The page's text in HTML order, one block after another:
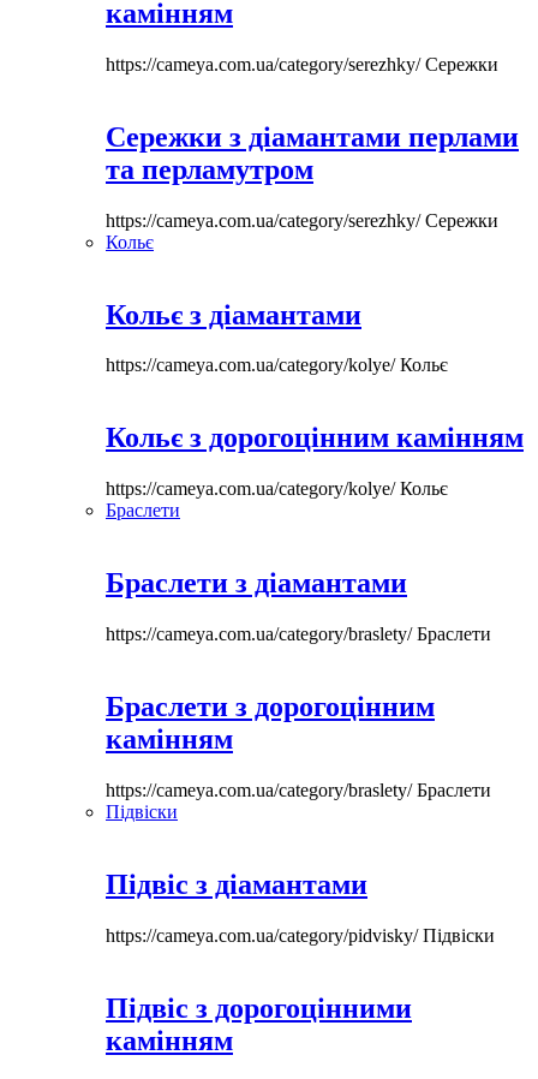
камінням
https://cameya.com.ua/category/serezhky/Сережки
Сережки з діамантами перлами
та перламутром
https://cameya.com.ua/category/serezhky/Сережки
Кольє
Кольє з діамантами
https://cameya.com.ua/category/kolye/Кольє
Кольє з дорогоцінним камінням
https://cameya.com.ua/category/kolye/Кольє
Браслети
Браслети з діамантами
https://cameya.com.ua/category/braslety/Браслети
Браслети з дорогоцінним
камінням
https://cameya.com.ua/category/braslety/Браслети
Підвіски
Підвіс з діамантами
https://cameya.com.ua/category/pidvisky/Підвіски
Підвіс з дорогоцінними
камінням